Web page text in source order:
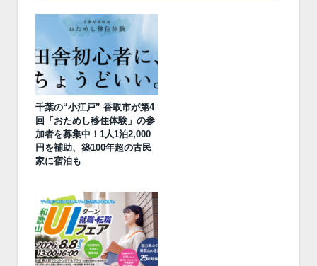
千葉の“小江戸” 香取市が第4
回「おためし移住体験」の参
加者を募集中！1人1泊2,000
円を補助、築100年超の古民
家に宿泊も